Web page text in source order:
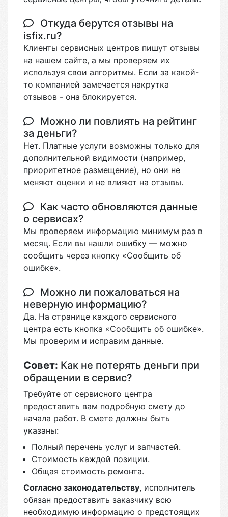
Откуда берутся отзывы на
isfix.ru?
Клиенты сервисных центров пишут отзывы
на нашем сайте, а мы проверяем их
используя свои алгоритмы. Если за какой-
то компанией замечается накрутка
отзывов - она блокируется.
Можно ли повлиять на рейтинг
за деньги?
Нет. Платные услуги возможны только для
дополнительной видимости (например,
приоритетное размещение), но они не
меняют оценки и не влияют на отзывы.
Как часто обновляются данные
о сервисах?
Мы проверяем информацию минимум раз в
месяц. Если вы нашли ошибку — можно
сообщить через кнопку «Сообщить об
ошибке».
Можно ли пожаловаться на
неверную информацию?
Да. На странице каждого сервисного
центра есть кнопка «Сообщить об ошибке».
Мы проверим и исправим данные.
Совет: Как не потерять деньги при
обращении в сервис?
Требуйте от сервисного центра
предоставить вам подробную смету до
начала работ. В смете должны быть
указаны:
Полный перечень услуг и запчастей.
Стоимость каждой позиции.
Общая стоимость ремонта.
Согласно законодательству, исполнитель
обязан предоставить заказчику всю
необходимую информацию о предстоящих